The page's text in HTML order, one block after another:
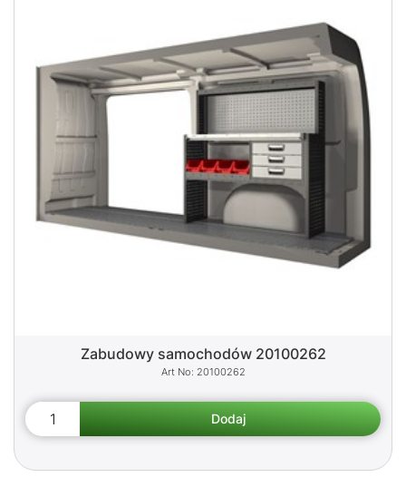
Zabudowy samochodów 20100262
20100262